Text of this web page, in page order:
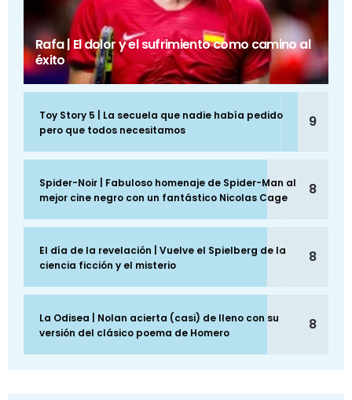
Rafa | El dolor y el sufrimiento como camino al
éxito
Toy Story 5 | La secuela que nadie había pedido
pero que todos necesitamos
9
Spider-Noir | Fabuloso homenaje de Spider-Man al
mejor cine negro con un fantástico Nicolas Cage
8
El día de la revelación | Vuelve el Spielberg de la
ciencia ficción y el misterio
8
La Odisea | Nolan acierta (casi) de lleno con su
versión del clásico poema de Homero
8